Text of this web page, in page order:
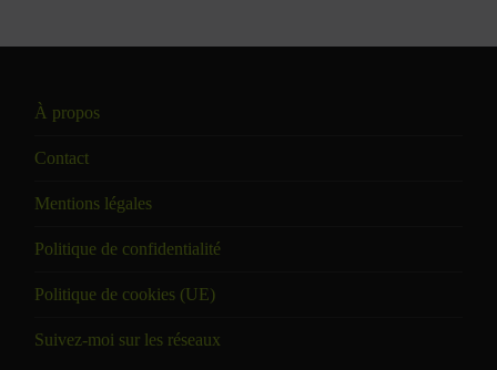
À propos
Contact
Mentions légales
Politique de confidentialité
Politique de cookies (UE)
Suivez-moi sur les réseaux